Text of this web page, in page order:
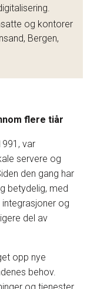
og kontorer
Bergen,
flere tiår
var
servere og
den gang har
betydelig, med
og
del av
opp nye
behov.